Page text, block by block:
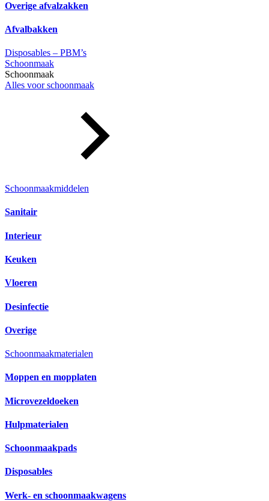
Overige afvalzakken
Afvalbakken
Disposables – PBM’s
Schoonmaak
Schoonmaak
Alles voor schoonmaak
Schoonmaakmiddelen
Sanitair
Interieur
Keuken
Vloeren
Desinfectie
Overige
Schoonmaakmaterialen
Moppen en mopplaten
Microvezeldoeken
Hulpmaterialen
Schoonmaakpads
Disposables
Werk- en schoonmaakwagens